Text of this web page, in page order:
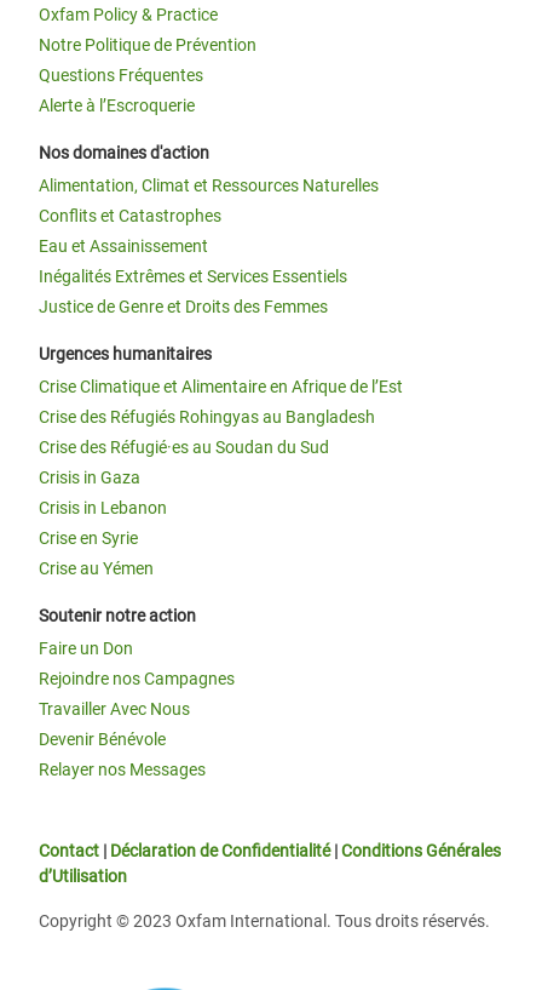
Oxfam Policy & Practice
Notre Politique de Prévention
Questions Fréquentes
Alerte à l’Escroquerie
Nos domaines d'action
Alimentation, Climat et Ressources Naturelles
Conflits et Catastrophes
Eau et Assainissement
Inégalités Extrêmes et Services Essentiels
Justice de Genre et Droits des Femmes
Urgences humanitaires
Crise Climatique et Alimentaire en Afrique de l’Est
Crise des Réfugiés Rohingyas au Bangladesh
Crise des Réfugié·es au Soudan du Sud
Crisis in Gaza
Crisis in Lebanon
Crise en Syrie
Crise au Yémen
Soutenir notre action
Faire un Don
Rejoindre nos Campagnes
Travailler Avec Nous
Devenir Bénévole
Relayer nos Messages
Contact | Déclaration de Confidentialité|Conditions Générales
d’Utilisation
Copyright © 2023 Oxfam International. Tous droits réservés.